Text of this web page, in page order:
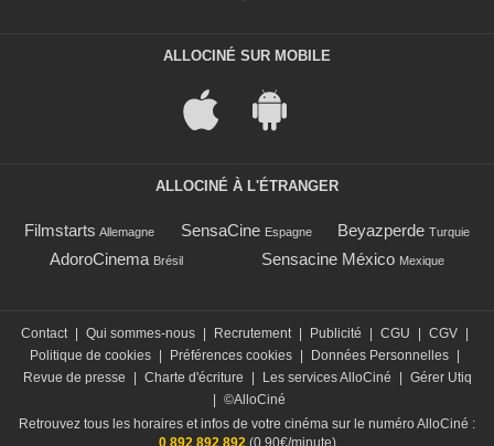
ALLOCINÉ SUR MOBILE
ALLOCINÉ À L'ÉTRANGER
Filmstarts Allemagne SensaCine Espagne Beyazperde Turquie
AdoroCinema Brésil Sensacine México Mexique
Contact Qui sommes-nous Recrutement Publicité CGU CGV
Politique de cookies
Préférences cookies Données Personnelles
Revue de presse
Charte d'écriture Les services AlloCiné
Gérer Utiq
©AlloCiné
Retrouvez tous les horaires et infos de votre cinéma sur le numéro AlloCiné :